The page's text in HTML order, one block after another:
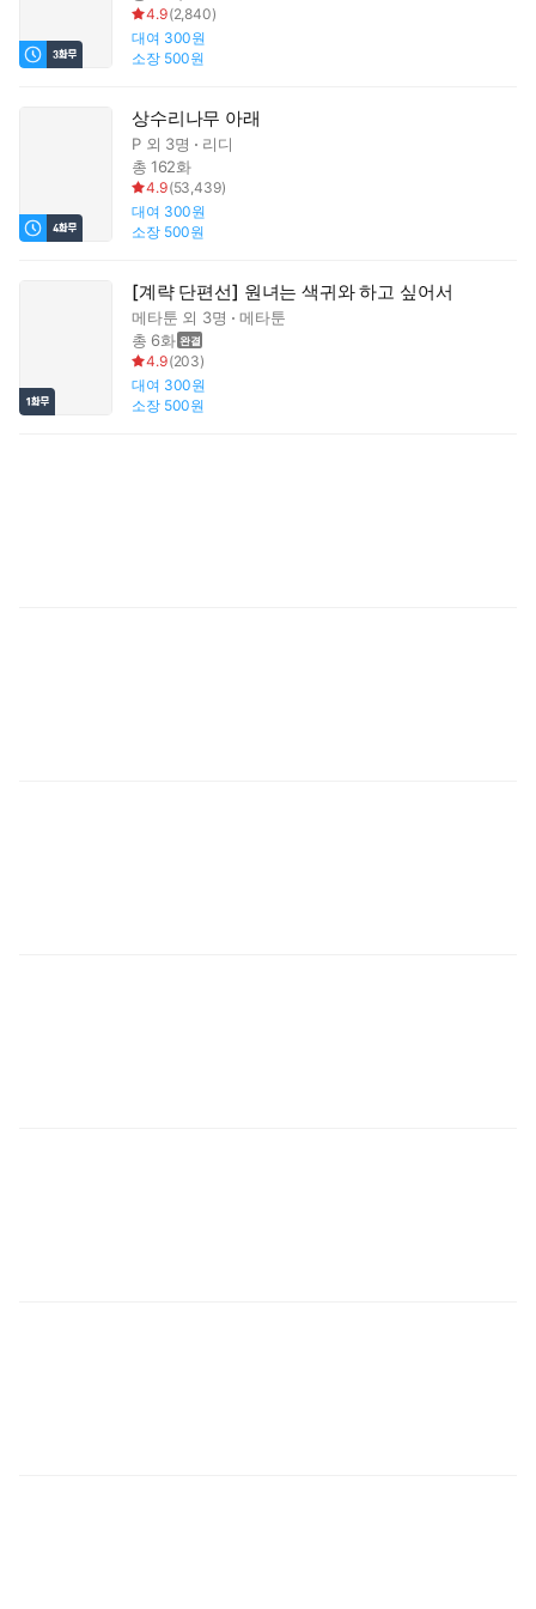
4.9(2,840)
대여 300원
소장 500원
상수리나무 아래
P외 3명
리디
총 162화
4.9(53,439)
대여 300원
소장 500원
[계략 단편선] 원녀는 색귀와 하고 싶어서
메타툰 외 3명
메타툰
총 6화
4.9(203)
대여 300원
소장 500원